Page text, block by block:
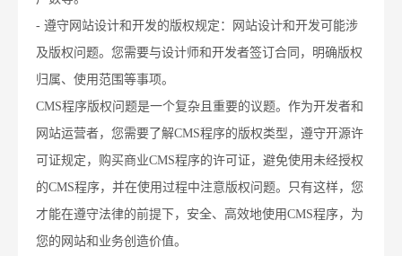
- 遵守网站设计和开发的版权规定：网站设计和开发可能涉
及版权问题。您需要与设计师和开发者签订合同，明确版权
归属、使用范围等事项。
CMS程序版权问题是一个复杂且重要的议题。作为开发者和
网站运营者，您需要了解CMS程序的版权类型，遵守开源许
可证规定，购买商业CMS程序的许可证，避免使用未经授权
的CMS程序，并在使用过程中注意版权问题。只有这样，您
才能在遵守法律的前提下，安全、高效地使用CMS程序，为
您的网站和业务创造价值。